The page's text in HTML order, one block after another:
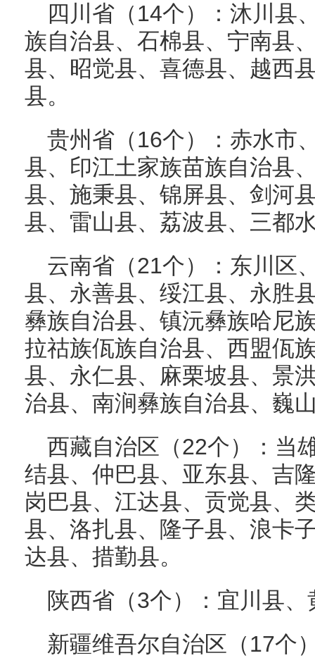
四川省（14个）：沐川县
族自治县、石棉县、宁南县
县、昭觉县、喜德县、越西
县。
贵州省（16个）：赤水市
县、印江土家族苗族自治县
县、施秉县、锦屏县、剑河
县、雷山县、荔波县、三都
云南省（21个）：东川区
县、永善县、绥江县、永胜
彝族自治县、镇沅彝族哈尼
拉祜族佤族自治县、西盟佤
县、永仁县、麻栗坡县、景
治县、南涧彝族自治县、巍
西藏自治区（22个）：当
结县、仲巴县、亚东县、吉
岗巴县、江达县、贡觉县、
县、洛扎县、隆子县、浪卡
达县、措勤县。
陕西省（3个）：宜川县
新疆维吾尔自治区（17个